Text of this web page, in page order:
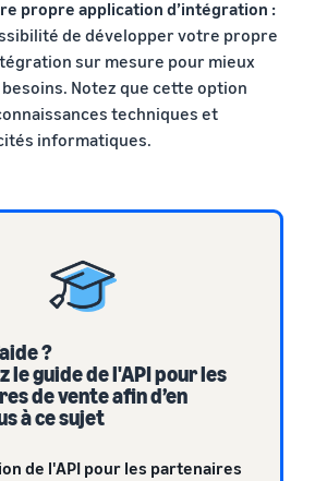
propre application d’intégration :
de développer votre propre
sur mesure pour mieux
Notez que cette option
techniques et
informatiques.
?
le guide de l'API pour les
de vente afin d’en
à ce sujet
de l'API pour les partenaires